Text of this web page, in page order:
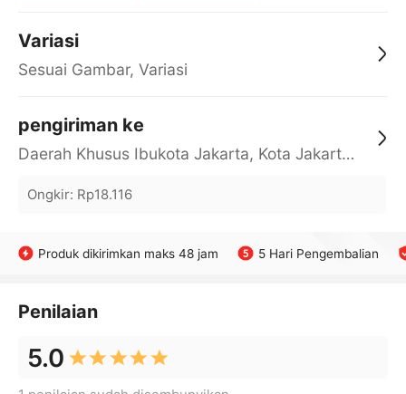
Variasi
Sesuai Gambar, Variasi
pengiriman ke
Daerah Khusus Ibukota Jakarta, Kota Jakarta Barat, Cengkareng, yy
Ongkir: Rp18.116
Produk dikirimkan maks 48 jam 5 Hari Pengembalian
Penilaian
5.0